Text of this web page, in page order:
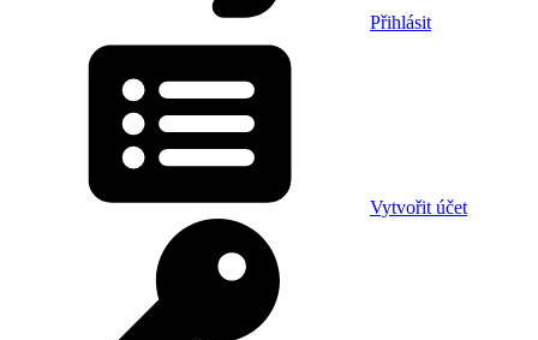
Přihlásit
Vytvořit účet